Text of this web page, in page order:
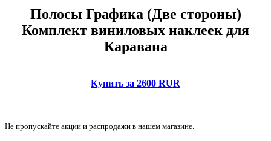
Полосы Графика (Две стороны)
Комплект виниловых наклеек для
Каравана
Купить за 2600 RUR
Не пропускайте акции и распродажи в нашем магазине.